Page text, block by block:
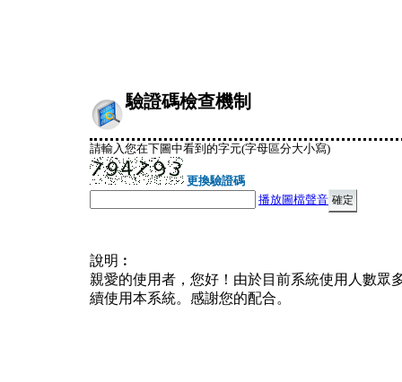
驗證碼檢查機制
請輸入您在下圖中看到的字元(字母區分大小寫)
更換驗證碼
播放圖檔聲音
說明︰
親愛的使用者，您好！由於目前系統使用人數眾
續使用本系統。感謝您的配合。